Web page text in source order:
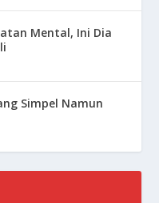
Mental, Ini Dia
Simpel Namun